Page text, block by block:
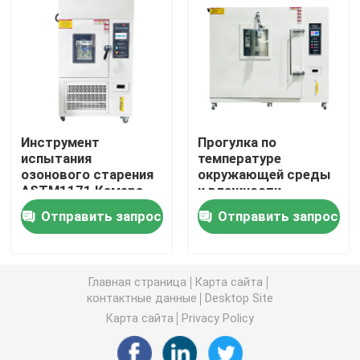
Универсальная испытательная машина
экологическая испытывая машина
Динамическая балансировочная машина
Резиновая испытывая машина
Оборудование для испытаний пластиковых
упаковывая испытывая аппаратуры
Инструмент
испытания
озонового старения
ASTM1171 Камера
испытания
ускоренного
старения резинового
Отправить запрос
Прогулка по
температуре
окружающей среды
и влажности
Испытательная
камера Время
нагрева 1,5-2°/мин
высокой четкости
Отправить запрос
Главная страница
Карта сайта
контактные данные
Desktop Site
Карта сайта
Privacy Policy